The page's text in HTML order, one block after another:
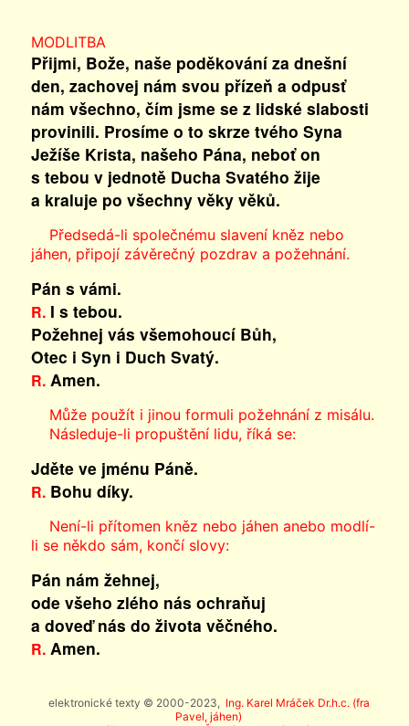
MODLITBA
Přijmi, Bože, naše poděkování za dnešní
den, zachovej nám svou přízeň a odpusť
nám všechno, čím jsme se z lidské slabosti
provinili. Prosíme o to skrze tvého Syna
Ježíše Krista, našeho Pána, neboť on
s tebou v jednotě Ducha Svatého žije
a kraluje po všechny věky věků.
Předsedá-li společnému slavení kněz nebo
jáhen, připojí závěrečný pozdrav a požehnání.
Pán s vámi.
R.I s tebou.
Požehnej vás všemohoucí Bůh,
Otec i Syn i Duch Svatý.
R.Amen.
Může použít i jinou formuli požehnání z misálu.
Následuje-li propuštění lidu, říká se:
Jděte ve jménu Páně.
R.Bohu díky.
Není-li přítomen kněz nebo jáhen anebo modlí-
li se někdo sám, končí slovy:
Pán nám žehnej,
ode všeho zlého nás ochraňuj
a doveď nás do života věčného.
R.Amen.
elektronické texty © 2000-2023, Ing. Karel Mráček Dr.h.c. (fra
Pavel, jáhen)